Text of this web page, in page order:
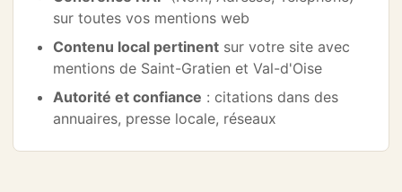
sur toutes vos mentions web
Contenu local pertinent sur votre site avec
mentions de Saint-Gratien et Val-d'Oise
Autorité et confiance : citations dans des
annuaires, presse locale, réseaux